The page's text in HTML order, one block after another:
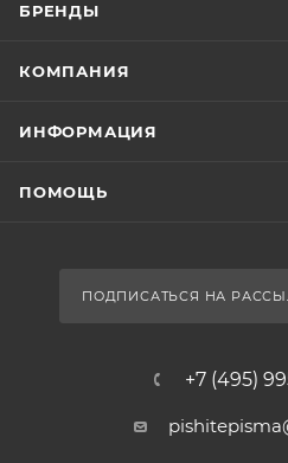
БРЕНДЫ
КОМПАНИЯ
ИНФОРМАЦИЯ
ПОМОЩЬ
ПОДПИСАТЬСЯ НА
+7 (495)